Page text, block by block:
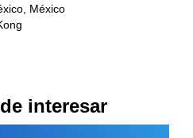
México
interesar